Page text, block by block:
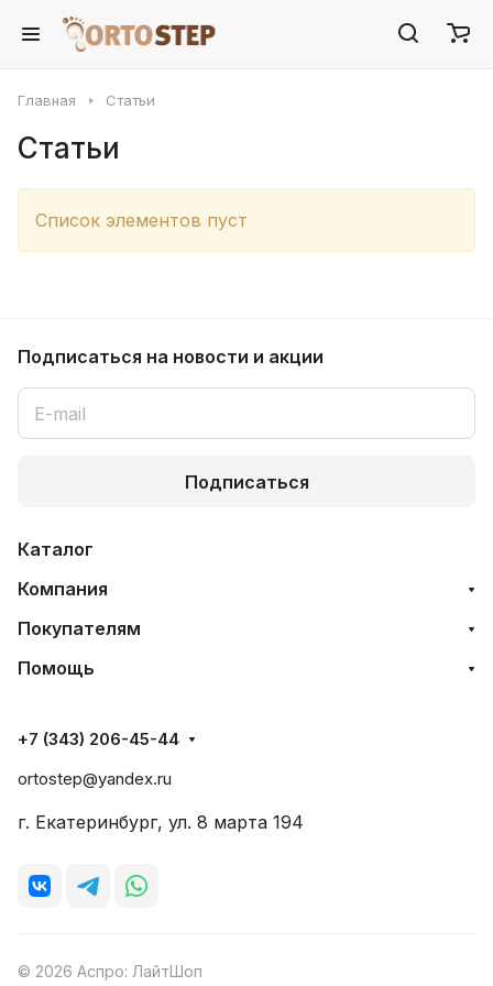
Главная Статьи
Статьи
Список элементов пуст
Подписаться на новости и акции
Подписаться
Каталог
Компания
Покупателям
Помощь
+7 (343) 206-45-44
ortostep@yandex.ru
г. Екатеринбург, ул. 8 марта 194
© 2026 Аспро: ЛайтШоп